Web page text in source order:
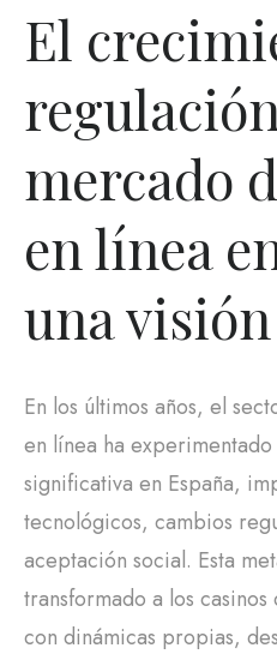
El
mercado
en línea
una
En los últimos años, el
en línea ha experimentado
significativa en España,
tecnológicos, cambios
aceptación social. Esta
transformado a los
con dinámicas propias,